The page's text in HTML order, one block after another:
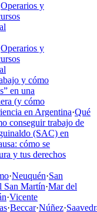
Operarios y
Operarios y
y cómo
en una
(y cómo
en Argentina·Qué
conseguir trabajo de
(SAC) en
cómo se
y tus derechos
·Neuquén·San
San Martín·Mar del
·Vicente
·Beccar·Núñez·